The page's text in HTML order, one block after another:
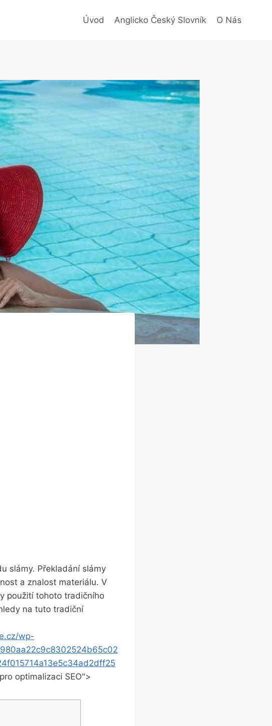
Úvod Anglicko Český Slovník O Nás
slámy. Překladání slámy
a znalost materiálu. V
použití tohoto tradičního
na tuto tradiční
wp-
optimalizaci SEO">